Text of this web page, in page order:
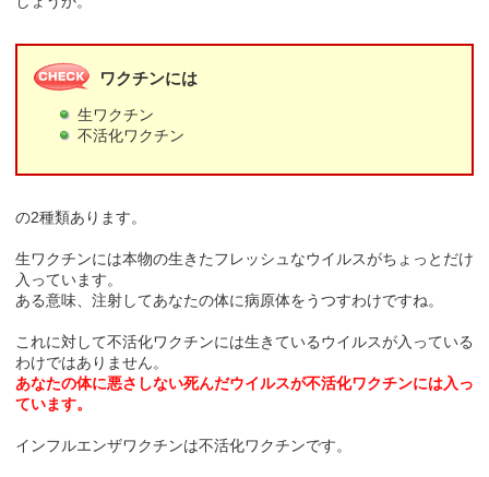
ワクチンには
生ワクチン
不活化ワクチン
の2種類あります。
生ワクチンには本物の生きたフレッシュなウイルスがちょっとだけ
入っています。
ある意味、注射してあなたの体に病原体をうつすわけですね。
これに対して不活化ワクチンには生きているウイルスが入っている
わけではありません。
あなたの体に悪さしない死んだウイルスが不活化ワクチンには入っ
ています。
インフルエンザワクチンは不活化ワクチンです。